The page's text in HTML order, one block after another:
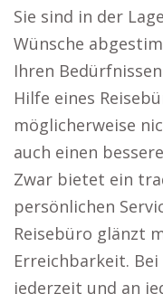
Sie sind in der
Wünsche
Ihren
Hilfe eines
möglicherweise
auch einen
Zwar bietet ein
persönlichen
Reisebüro glänzt
Erreichbarkeit.
jederzeit und an